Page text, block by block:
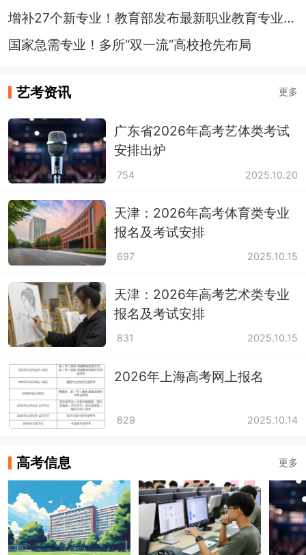
增补27个新专业！教育部发布最新职业教育专业目录
国家急需专业！多所“双一流”高校抢先布局
艺考资讯 更多
广东省2026年高考艺体类考试
安排出炉
754 2025.10.20
天津：2026年高考体育类专业
报名及考试安排
697 2025.10.15
天津：2026年高考艺术类专业
报名及考试安排
831 2025.10.15
2026年上海高考网上报名
829 2025.10.14
高考信息 更多